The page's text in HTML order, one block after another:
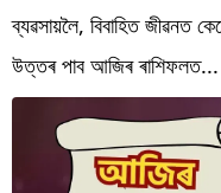
শিক্ষা
খেল
জীৱনশৈলী
বিশ্ব
ব্যৱসায়লৈ, বিবাহিত জীৱনত
উত্তৰ পাব আজিৰ ৰাশিফলত...